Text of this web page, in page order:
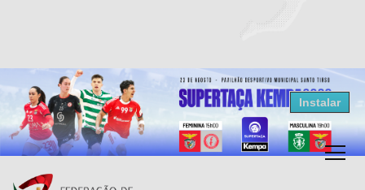
Resultados Andebol
Federação de Andebol de Portugal
Grátis - Disponivel na Play Store
Instalar